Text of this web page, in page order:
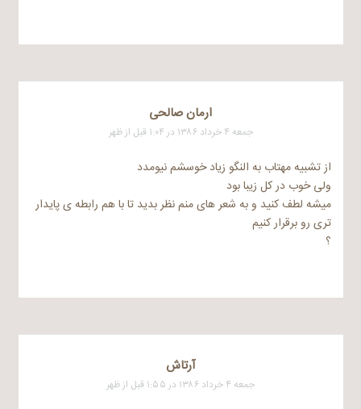
ارمان صالحی
جمعه ۴ خرداد ۱۳۸۶ در ۱:۰۴ قبل از ظهر
از تشبیه مهتاب به النگو زیاد خوسشم نیومدد
ولی خوب در کل زیبا بود
میشه لطف کنید و به شعر های منم نظر بدید تا با هم رابطه ی پایدار
تری رو برقرار کنیم
؟
آرتاش
جمعه ۴ خرداد ۱۳۸۶ در ۱:۵۵ قبل از ظهر